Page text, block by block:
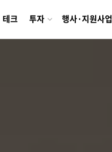
테크 투자 행사·지원사업